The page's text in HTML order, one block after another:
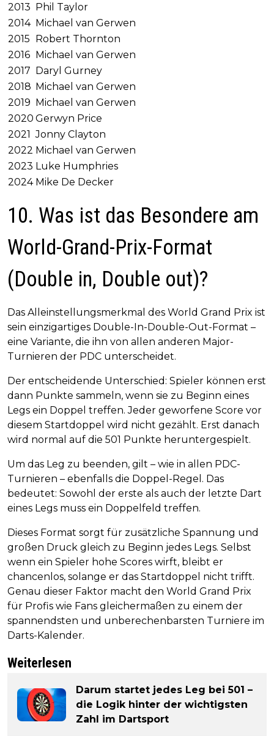
2013 Phil Taylor
2014 Michael van Gerwen
2015 Robert Thornton
2016 Michael van Gerwen
2017 Daryl Gurney
2018 Michael van Gerwen
2019 Michael van Gerwen
2020 Gerwyn Price
2021 Jonny Clayton
2022 Michael van Gerwen
2023 Luke Humphries
2024 Mike De Decker
10. Was ist das Besondere am
World-Grand-Prix-Format
(Double in, Double out)?
Das Alleinstellungsmerkmal des World Grand Prix ist
sein einzigartiges Double-In-Double-Out-Format –
eine Variante, die ihn von allen anderen Major-
Turnieren der PDC unterscheidet.
Der entscheidende Unterschied: Spieler können erst
dann Punkte sammeln, wenn sie zu Beginn eines
Legs ein Doppel treffen. Jeder geworfene Score vor
diesem Startdoppel wird nicht gezählt. Erst danach
wird normal auf die 501 Punkte heruntergespielt.
Um das Leg zu beenden, gilt – wie in allen PDC-
Turnieren – ebenfalls die Doppel-Regel. Das
bedeutet: Sowohl der erste als auch der letzte Dart
eines Legs muss ein Doppelfeld treffen.
Dieses Format sorgt für zusätzliche Spannung und
großen Druck gleich zu Beginn jedes Legs. Selbst
wenn ein Spieler hohe Scores wirft, bleibt er
chancenlos, solange er das Startdoppel nicht trifft.
Genau dieser Faktor macht den World Grand Prix
für Profis wie Fans gleichermaßen zu einem der
spannendsten und unberechenbarsten Turniere im
Darts-Kalender.
Weiterlesen
Darum startet jedes Leg bei 501 –
die Logik hinter der wichtigsten
Zahl im Dartsport